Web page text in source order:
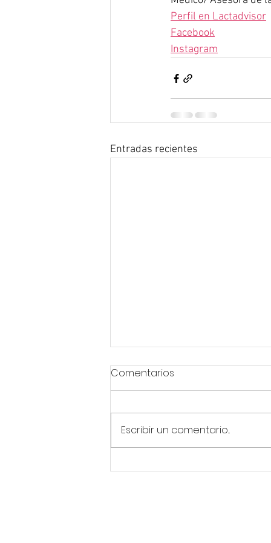
Perfil en Lactadvisor
Facebook
Instagram
Entradas recientes
Comentarios
Escribir un comentario...